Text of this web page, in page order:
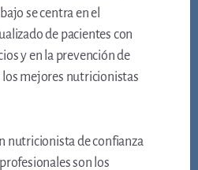
se centra en el
de pacientes con
y en la prevención de
los mejores nutricionistas
nutricionista de confianza
son los